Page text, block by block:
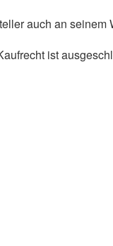
auch an
ist